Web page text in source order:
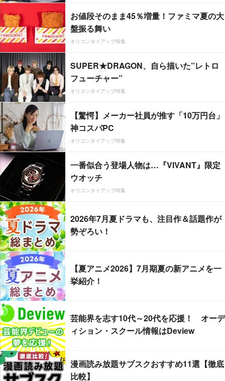
お値段そのまま45％増量！ファミマ夏の大
盤振る舞い
オリコンタイアップ特集
SUPER★DRAGON、自ら描いた”レトロ
フューチャー”
オリコンタイアップ特集
【驚愕】メーカー社員が推す「10万円台」
神コスパPC
オリコンタイアップ特集
一番似合う登場人物は…『VIVANT』限定
ウオッチ
オリコンタイアップ特集
2026年7月夏ドラマも、注目作＆話題作が
勢ぞろい！
【夏アニメ2026】7月期夏の新アニメを一
挙紹介！
芸能界を志す10代～20代を応援！ オーデ
ィション・スクール情報はDeview
漫画読み放題サブスクおすすめ11選【徹底
比較】